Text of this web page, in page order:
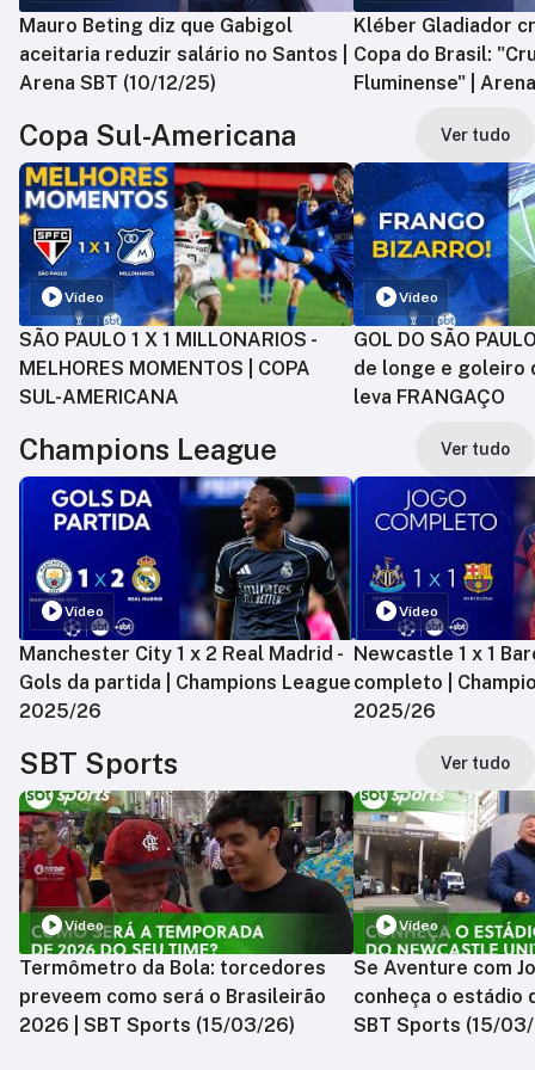
Mauro Beting diz que Gabigol
aceitaria reduzir salário no Santos |
Arena SBT (10/12/25)
Kléber Gladiador
Copa do Brasil:
Fluminense" |
Copa Sul-Americana Ver tudo
Vídeo
SÃO PAULO 1 X 1 MILLONARIOS -
MELHORES MOMENTOS | COPA
SUL-AMERICANA
Vídeo
GOL DO SÃO
de longe e goleiro
leva FRANGAÇO
Champions League Ver tudo
Vídeo
Manchester City 1 x 2 Real Madrid -
Gols da partida | Champions League
2025/26
Vídeo
Newcastle 1 x 1
completo |
2025/26
SBT Sports Ver tudo
Vídeo
Termômetro da Bola: torcedores
preveem como será o Brasileirão
2026 | SBT Sports (15/03/26)
Vídeo
Se Aventure com
conheça o estádio
SBT Sports (15/